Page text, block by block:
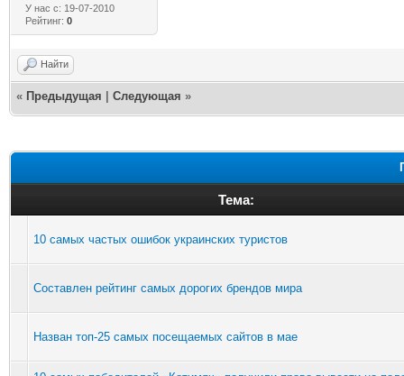
У нас с: 19-07-2010
Рейтинг: 0
Найти
« Предыдущая Следующая »
Тема:
10 самых частых ошибок украинских туристов
Составлен рейтинг самых дорогих брендов мира
Назван топ-25 самых посещаемых сайтов в мае